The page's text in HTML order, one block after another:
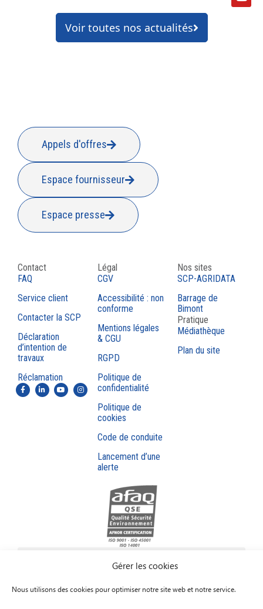
Gérer les cookies
Nous utilisons des cookies pour optimiser notre site web et notre service.
Voir toutes nos actualités
Appels d'offres
Espace fournisseur
Espace presse
Contact
FAQ
Service client
Contacter la SCP
Déclaration
d’intention de
travaux
Réclamation
Légal
CGV
Accessibilité : non
conforme
Mentions légales
& CGU
RGPD
Politique de
confidentialité
Politique de
cookies
Code de conduite
Lancement d’une
alerte
Nos sites
SCP-AGRIDATA
Barrage de
Bimont
Pratique
Médiathèque
Plan du site